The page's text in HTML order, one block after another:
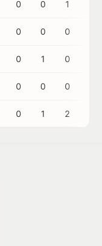
0 0 1
0 0 0
0 1 0
0 0 0
0 1 2